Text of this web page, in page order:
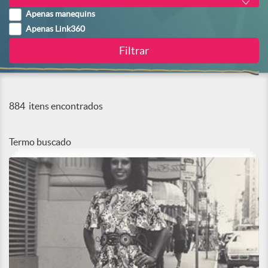
Apenas manequins
Apenas Link360
884 itens encontrados
Termo buscado